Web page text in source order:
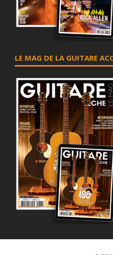
LE MAG DE LA GUITARE